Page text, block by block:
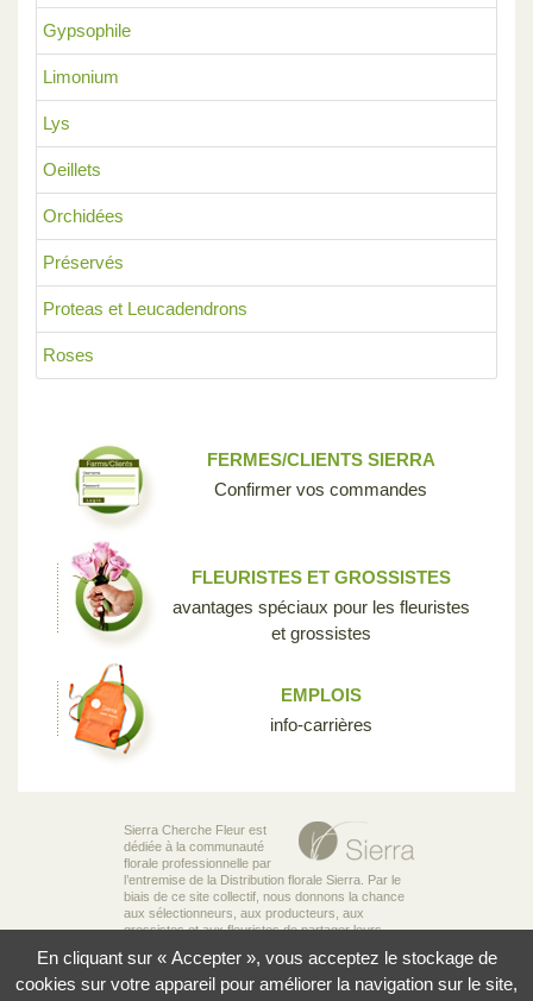
Gypsophile
Limonium
Lys
Oeillets
Orchidées
Préservés
Proteas et Leucadendrons
Roses
FERMES/CLIENTS SIERRA
Confirmer vos commandes
FLEURISTES ET GROSSISTES
avantages spéciaux pour les fleuristes
et grossistes
EMPLOIS
info-carrières
Sierra Cherche Fleur est
dédiée à la communauté
florale professionnelle par
l’entremise de la Distribution florale Sierra. Par le
biais de ce site collectif, nous donnons la chance
aux sélectionneurs, aux producteurs, aux
grossistes et aux fleuristes de partager leurs
incroyable des fleurs qui rend notre industrie si
unique.
En cliquant sur « Accepter », vous acceptez le stockage de
cookies sur votre appareil pour améliorer la navigation sur le site,